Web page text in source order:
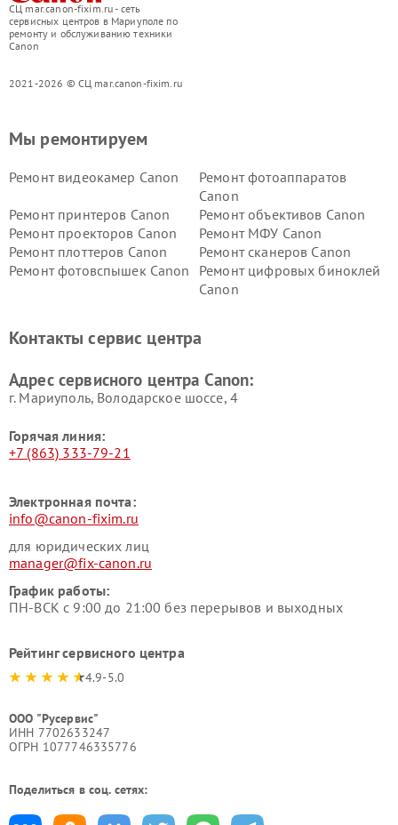
СЦ mar.canon-fixim.ru - сеть
сервисных центров в Мариуполе по
ремонту и обслуживанию техники
Canon
2021-2026 © СЦ mar.canon-fixim.ru
Мы ремонтируем
Ремонт видеокамер Canon
Ремонт фотоаппаратов
Canon
Ремонт принтеров Canon
Ремонт объективов Canon
Ремонт проекторов Canon
Ремонт МФУ Canon
Ремонт плоттеров Canon
Ремонт сканеров Canon
Ремонт фотовспышек Canon
Ремонт цифровых биноклей
Canon
Контакты сервис центра
Адрес сервисного центра Canon:
г. Мариуполь, Володарское шоссе, 4
Горячая линия:
+7 (863) 333-79-21
Электронная почта:
info@canon-fixim.ru
для юридических лиц
manager@fix-canon.ru
График работы:
ПН-ВСК с 9:00 до 21:00 без перерывов и выходных
Рейтинг сервисного центра
4.9-5.0
ООО "Русервис"
ИНН 7702633247
ОГРН 1077746335776
Поделиться в соц. сетях: